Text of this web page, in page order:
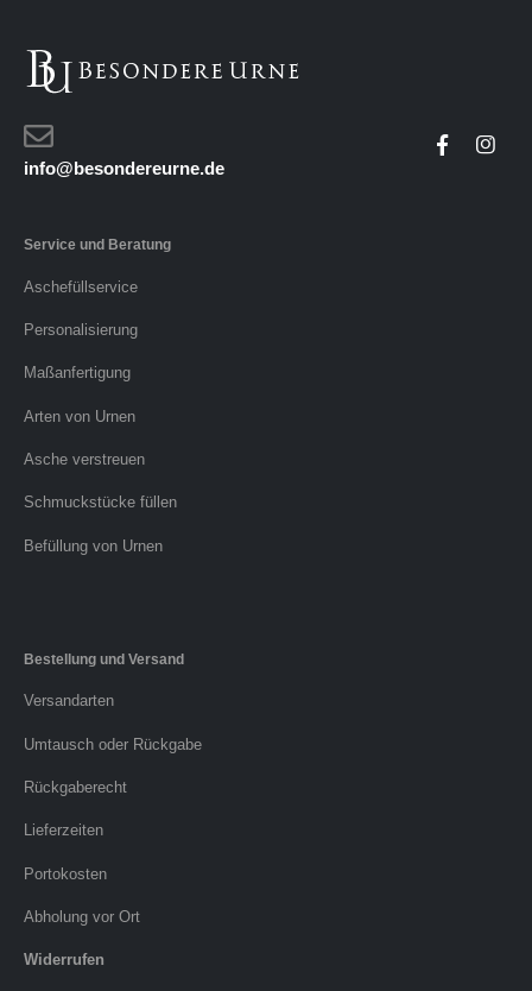
info@besondereurne.de
Service und Beratung
Aschefüllservice
Personalisierung
Maßanfertigung
Arten von Urnen
Asche verstreuen
Schmuckstücke füllen
Befüllung von Urnen
Bestellung und Versand
Versandarten
Umtausch oder Rückgabe
Rückgaberecht
Lieferzeiten
Portokosten
Abholung vor Ort
Widerrufen